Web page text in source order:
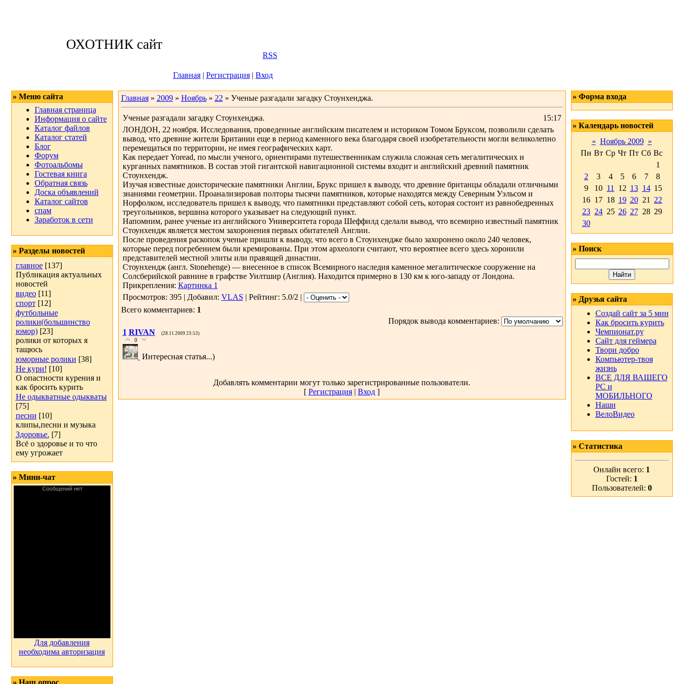
ОХОТНИК сайт
RSS
Главная | Регистрация | Вход
» Меню сайта
Главная страница
Информация о сайте
Каталог файлов
Каталог статей
Блог
Форум
Фотоальбомы
Гостевая книга
Обратная связь
Доска объявлений
Каталог сайтов
спам
Заработок в сети
» Разделы новостей
главное [137]
Публикация актуальных
новостей
видео [11]
спорт [12]
футбольные
ролики(большинство
юмор) [23]
ролики от которых я
тащюсь
юморные ролики [38]
Не кури! [10]
О опастности курения и
как бросить курить
Не одыкватные одыкваты
[75]
песни [10]
клипы,песни и музыка
Здоровье. [7]
Всё о здоровье и то что
ему угрожает
» Мини-чат
Для добавления
необходима авторизация
» Наш опрос
Главная» 2009 » Ноябрь » 22 » Ученые разгадали загадку Стоунхенджа.
Ученые разгадали загадку Стоунхенджа.
15:17
ЛОНДОН, 22 ноября. Исследования, проведенные английским писателем и историком Томом Бруксом, позволили сделать
вывод, что древние жители Британии еще в период каменного века благодаря своей изобретательности могли великолепно
перемещаться по территории, не имея географических карт.
Как передает Yoread, по мысли ученого, ориентирами путешественникам служила сложная сеть мегалитических и
курганных памятников. В состав этой гигантской навигационной системы входит и английский древний памятник
Стоунхендж.
Изучая известные доисторические памятники Англии, Брукс пришел к выводу, что древние британцы обладали отличными
знаниями геометрии. Проанализировав полторы тысячи памятников, которые находятся между Северным Уэльсом и
Норфолком, исследователь пришел к выводу, что памятники представляют собой сеть, которая состоит из равнобедренных
треугольников, вершина которого указывает на следующий пункт.
Напомним, ранее ученые из английского Университета города Шеффилд сделали вывод, что всемирно известный памятник
Стоунхендж является местом захоронения первых обитателей Англии.
После проведения раскопок ученые пришли к выводу, что всего в Стоунхендже было захоронено около 240 человек,
которые перед погребением были кремированы. При этом археологи считают, что вероятнее всего здесь хоронили
представителей местной элиты или правящей династии.
Стоунхендж (англ. Stonehenge) — внесенное в список Всемирного наследия каменное мегалитическое сооружение на
Солсберийской равнине в графстве Уилтшир (Англия). Находится примерно в 130 км к юго-западу от Лондона.
Прикрепления: Картинка 1
Просмотров: 395 | Добавил: VLAS | Рейтинг: 5.0/2 |
Всего комментариев: 1
Порядок вывода комментариев:
1 RIVAN (28.11.2009 23:53)
0
Интересная статья...)
Добавлять комментарии могут только зарегистрированные пользователи.
[ Регистрация | Вход ]
» Форма входа
» Календарь новостей
« Ноябрь 2009 »
Пн Вт Ср Чт Пт Сб Вс
1
2
3 4 5 6 7
8
9
10 11 12 13 14 15
16 17 18 19 20 21
22
23 24 25 26 27 28 29
30
» Поиск
» Друзья сайта
Создай сайт за 5 мин
Как бросить курить
Чемпионат.ру
Сайт для геймера
Твори добро
Компьютер-твоя
жизнь
ВСЕ ДЛЯ ВАШЕГО
РС и
МОБИЛЬНОГО
Наши
ВелоВидео
» Статистика
Онлайн всего: 1
Гостей: 1
Пользователей: 0